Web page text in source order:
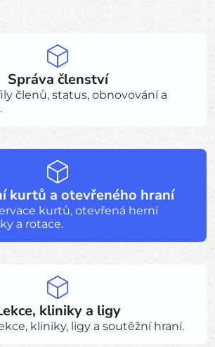
Správa členství
členů, status, obnovování a
kurtů a otevřeného hraní
kurtů, otevřená herní
a rotace.
kliniky a ligy
kliniky, ligy a soutěžní hraní.